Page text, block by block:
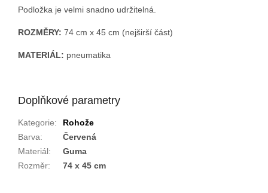
Podložka je velmi snadno udržitelná.
ROZMĚRY: 74 cm x 45 cm (nejširší část)
MATERIÁL: pneumatika
Doplňkové parametry
Kategorie:
Rohože
Barva:
Červená
Materiál:
Guma
Rozměr: 74 x 45 cm